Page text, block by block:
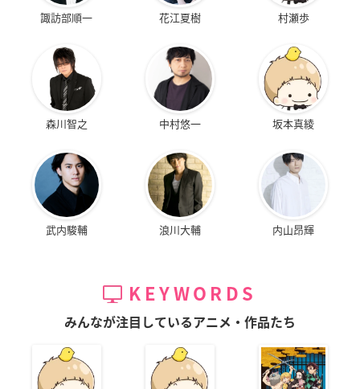
諏訪部順一 花江夏樹 村瀬歩
森川智之 中村悠一 坂本真綾
武内駿輔 浪川大輔 内山昂輝
KEYWORDS
みんなが注目しているアニメ・作品たち